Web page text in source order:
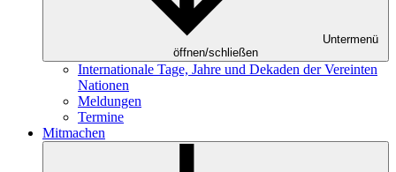
Untermenü
öffnen/schließen
Internationale Tage, Jahre und Dekaden der Vereinten
Nationen
Meldungen
Termine
Mitmachen